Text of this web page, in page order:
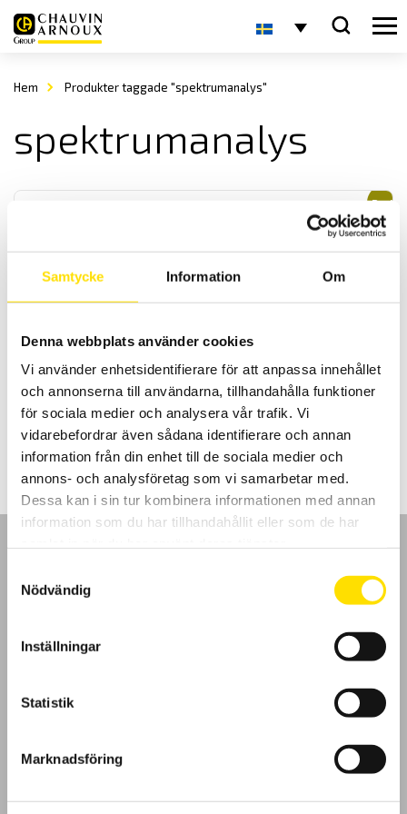
Samtycke Information Om
Denna webbplats använder cookies
Vi använder enhetsidentifierare för att anpassa innehållet
och annonserna till användarna, tillhandahålla funktioner
för sociala medier och analysera vår trafik. Vi
vidarebefordrar även sådana identifierare och annan
information från din enhet till de sociala medier och
annons- och analysföretag som vi samarbetar med.
Dessa kan i sin tur kombinera informationen med annan
information som du har tillhandahållit eller som de har
Nödvändig
Inställningar
Statistik
Marknadsföring
Hem Produkter taggade "spektrumanalys"
spektrumanalys
Rea!
första kontroll och verifiering av prototyper för EMC-krav. Med
integrerad FM demodulering upp till 1 GHz.
18,950.00krDet
ursprungliga
var:
18,950.00 kr.
5,995.00krDet
nuvarande
är:
5,995.00 kr.
LÄS MER
Kundundersökning